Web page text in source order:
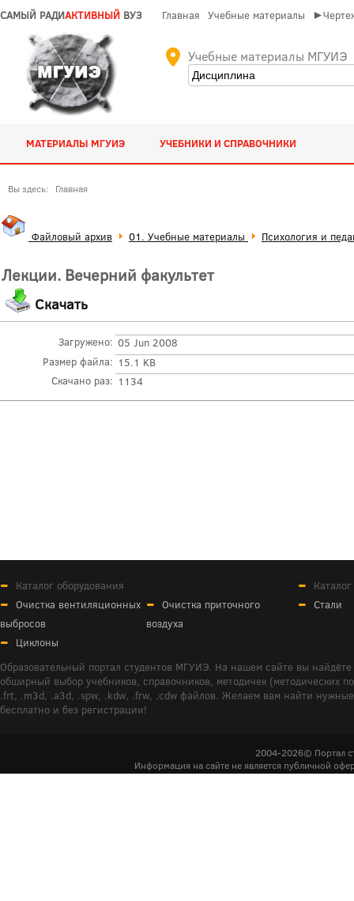
САМЫЙ РАДИАКТИВНЫЙ ВУЗ Главная Учебные материалы
Учебные материалы МГУИЭ
МАТЕРИАЛЫ МГУИЭ УЧЕБНИКИ И СПРАВОЧНИКИ
Вы здесь: Главная
Файловый архив 01. Учебные материалы Психология и
Лекции. Вечерний факультет
Скачать
Загружено: 05 Jun 2008
Размер файла: 15.1 KB
Скачано раз: 1134
Каталог оборудования
Очистка вентиляционных
выбросов
Очистка приточного
воздуха
Циклоны
Стали
Образовательный портал студентов МГУИЭ. На нашем сайте вы
обширный выбор учебников, справочников, методичек (методических
.frt, .m3d, .a3d, .spw, .kdw, .frw, .cdw файлов. Желаем вам найти
бесплатно и без регистрации!
2004-2026© Портал
Информация на сайте не является публичной